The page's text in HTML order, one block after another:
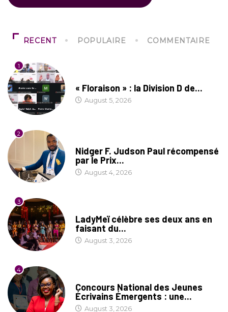
RECENT POPULAIRE COMMENTAIRE
1
« Floraison » : la Division D de...
August 5, 2026
2
Nidger F. Judson Paul récompensé
par le Prix...
August 4, 2026
3
LadyMeï célèbre ses deux ans en
faisant du...
August 3, 2026
4
Concours National des Jeunes
Écrivains Émergents : une...
August 3, 2026